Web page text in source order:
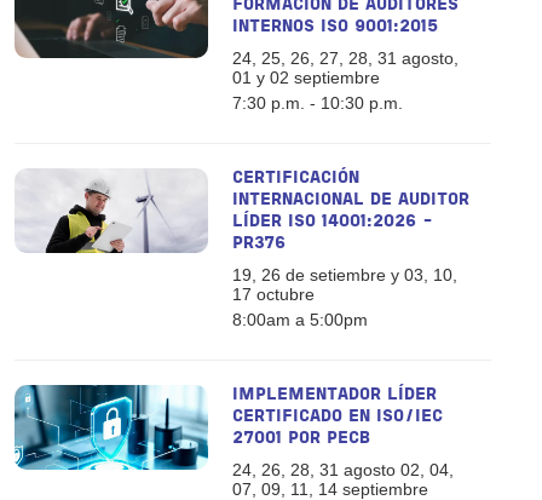
FORMACIÓN DE AUDITORES
INTERNOS ISO 9001:2015
24, 25, 26, 27, 28, 31 agosto,
01 y 02 septiembre
7:30 p.m. - 10:30 p.m.
CERTIFICACIÓN
INTERNACIONAL DE AUDITOR
LÍDER ISO 14001:2026 -
PR376
19, 26 de setiembre y 03, 10,
17 octubre
8:00am a 5:00pm
IMPLEMENTADOR LÍDER
CERTIFICADO EN ISO/IEC
27001 POR PECB
24, 26, 28, 31 agosto 02, 04,
07, 09, 11, 14 septiembre